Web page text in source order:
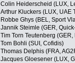
Colin Heiderscheid (LUX,
Arthur Kluckers (LUX, UAE
Robbe Ghys (BEL, Sport
Jannik Steimle (GER,
Tim Torn Teutenberg
Tom Bohli (SUI, Cofidis)
Thomas Delphis (FRA,
Jacques Gloesener (LUX,